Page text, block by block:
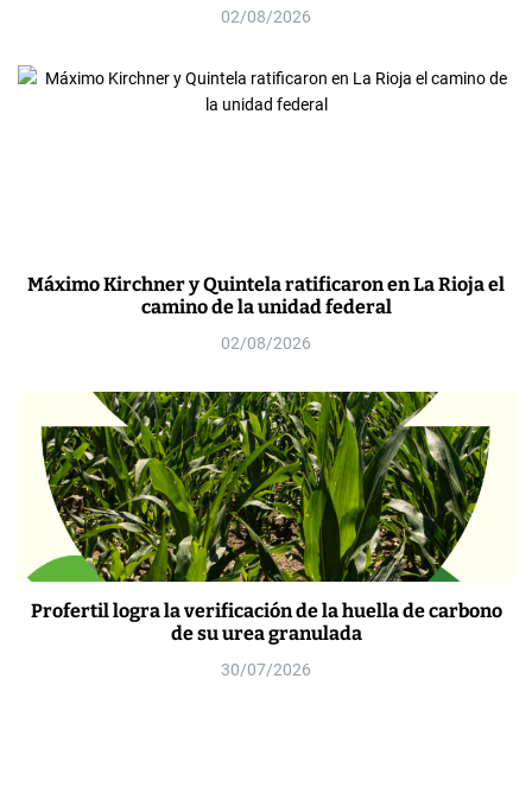
02/08/2026
Máximo Kirchner y Quintela ratificaron en La Rioja el
camino de la unidad federal
02/08/2026
Profertil logra la verificación de la huella de carbono
de su urea granulada
30/07/2026